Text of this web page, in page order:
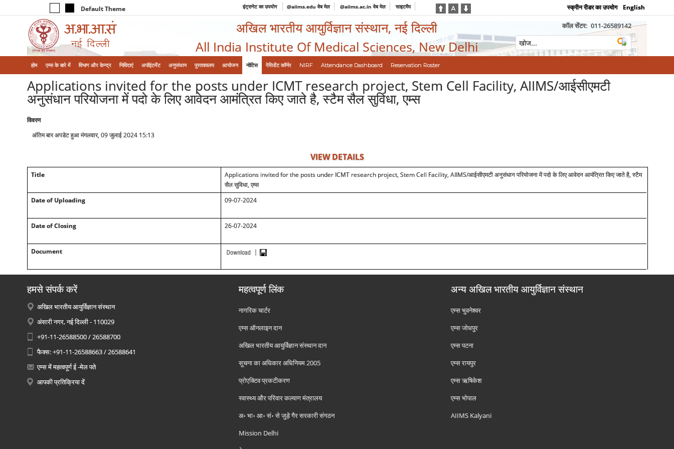
Default Theme इंट्रानेट का उपयोग @aiims.edu वेब मेल @aiims.ac.in वेब मेल साइटमैप स्क्रीन रीडर का उपयोग English
अखिल भारतीय आयुर्विज्ञान संस्थान, नई दिल्ली
All India Institute Of Medical Sciences, New Delhi
कॉल सेंटर: 011-26589142
होम एम्‍स के बारे में विभाग और केन्‍द्र निविदाएं अपॉइंटमेंट अनुसंधान पुस्तकालय आयोजन नोटिस रेसिडेंट कॉर्नर NIRF Attendance Dashboard Reservation Roster
Applications invited for the posts under ICMT research project, Stem Cell Facility, AIIMS/आईसीएमटी
अनुसंधान परियोजना में पदो के लिए आवेदन आमंत्रित किए जाते है, स्टैम सैल सुविधा, एम्स
विवरण
अंतिम बार अपडेट हुआ मंगलवार, 09 जुलाई 2024 15:13
VIEW DETAILS
Title Applications invited for the posts under ICMT research project, Stem Cell Facility, AIIMS/आईसीएमटी अनुसंधान परियोजना में पदो के लिए आवेदन आमंत्रित किए जाते है, स्टैम
सैल सुविधा, एम्स
Date of Uploading
09-07-2024
Date of Closing 26-07-2024
Document
हमसे संपर्क करें
अखिल भारतीय आयुर्विज्ञान संस्थान
अंसारी नगर, नई दिल्ली - 110029
+91-11-26588500 / 26588700
फैक्स: +91-11-26588663 / 26588641
एम्स में महत्वपूर्ण ई -मेल पते
आपकी प्रतिक्रिया दें
महत्वपूर्ण लिंक
नागरिक चार्टर
एम्स ऑनलाइन दान
अखिल भारतीय आयुर्विज्ञान संस्थान दान
सूचना का अधिकार अधिनियम 2005
प्रोएक्टिव प्रकटीकरण
स्वास्थ्य और परिवार कल्याण मंत्रालय
अ॰ भा॰ आ॰ सं॰ से जुड़े गैर सरकारी संगठन
Mission Delhi
अन्य अखिल भारतीय आयुर्विज्ञान संस्थान
एम्‍स भुवनेश्वर
एम्‍स जोधपुर
एम्‍स पटना
एम्‍स रायपुर
एम्‍स ऋषिकेश
एम्‍स भोपाल
AIIMS Kalyani